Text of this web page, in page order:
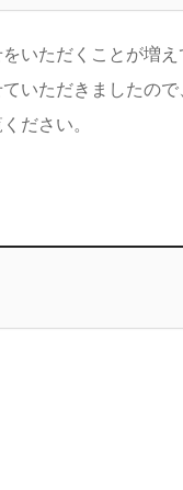
いただくことが増え
いただきましたので
ださい。